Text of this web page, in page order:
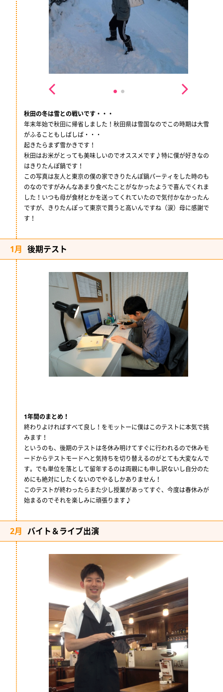
秋田の冬は雪との戦いです・・・
年末年始で秋田に帰省しました！秋田県は雪国なのでこの時期は大雪
がふることもしばしば・・・
起きたらまず雪かきです！
秋田はお米がとっても美味しいのでオススメです♪特に僕が好きなの
はきりたんぽ鍋です！
この写真は友人と東京の僕の家できりたんぽ鍋パーティをした時のも
のなのですがみんなあまり食べたことがなかったようで喜んでくれま
した！いつも母が食材とかを送ってくれていたので気付かなかったん
ですが、きりたんぽって東京で買うと高いんですね（涙）母に感謝で
す！
1月 後期テスト
1年間のまとめ！
終わりよければすべて良し！をモットーに僕はこのテストに本気で挑
みます！
というのも、後期のテストは冬休み明けてすぐに行われるので休みモ
ードからテストモードへと気持ちを切り替えるのがとても大変なんで
す。でも単位を落として留年するのは両親にも申し訳ないし自分のた
めにも絶対にしたくないのでやるしかありません！
このテストが終わったらまた少し授業があってすぐ、今度は春休みが
始まるのでそれを楽しみに頑張ります♪
2月 バイト＆ライブ出演